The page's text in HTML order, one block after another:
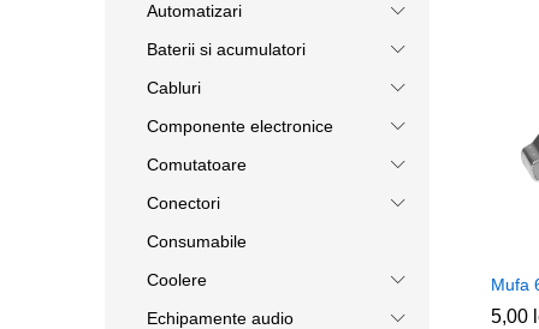
Mufa
5,00
5,00
Automatizari
Baterii si acumulatori
Cabluri
Componente electronice
Comutatoare
Conectori
Consumabile
Coolere
Echipamente audio